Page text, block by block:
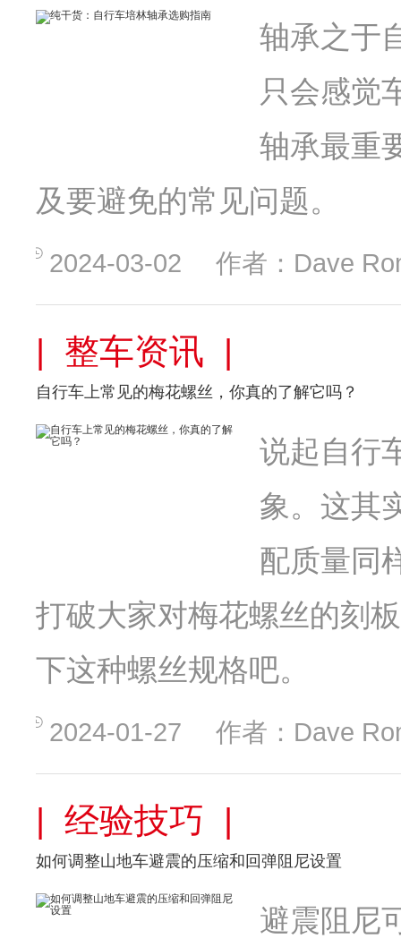
轴承之于
只会感觉
轴承最重
及要避免的常见问题。
2024-03-02 作者：Dave
| 整车资讯 |
自行车上常见的梅花螺丝，你真的了解它吗？
说起自行
象。这其
配质量同
打破大家对梅花螺丝的刻
下这种螺丝规格吧。
2024-01-27 作者：Dave
| 经验技巧 |
如何调整山地车避震的压缩和回弹阻尼设置
避震阻尼